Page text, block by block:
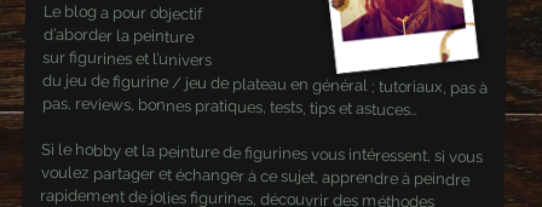
Le blog a pour objectif
d’aborder la peinture
sur figurines et l’univers
du jeu de figurine / jeu de plateau en général ; tutoriaux, pas à
pas, reviews, bonnes pratiques, tests, tips et astuces…
Si le hobby et la peinture de figurines vous intéressent, si vous
voulez partager et échanger à ce sujet, apprendre à peindre
rapidement de jolies figurines, découvrir des méthodes